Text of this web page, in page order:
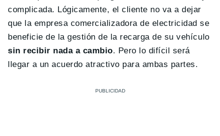
complicada. Lógicamente, el cliente no va a dejar
que la empresa comercializadora de electricidad se
beneficie de la gestión de la recarga de su vehículo
sin recibir nada a cambio. Pero lo difícil será
llegar a un acuerdo atractivo para ambas partes.